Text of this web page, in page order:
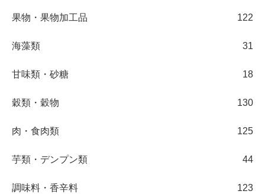
果物・果物加工品 122
海藻類 31
甘味類・砂糖 18
穀類・穀物 130
肉・食肉類 125
芋類・デンプン類 44
調味料・香辛料 123